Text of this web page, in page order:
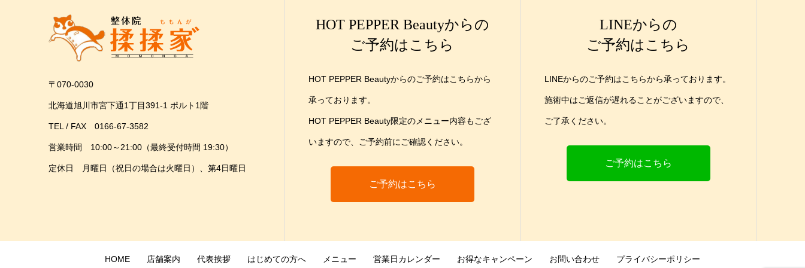
〒070-0030
北海道旭川市宮下通1丁目391-1 ポルト1階
TEL / FAX 0166-67-3582
営業時間 10:00～21:00（最終受付時間 19:30）
定休日 月曜日（祝日の場合は火曜日）、第4日曜日
HOT PEPPER Beautyからの
ご予約はこちら
HOT PEPPER Beautyからのご予約はこちらから
承っております。
HOT PEPPER Beauty限定のメニュー内容もござ
いますので、ご予約前にご確認ください。
ご予約はこちら
LINEからの
ご予約はこちら
LINEからのご予約はこちらから承っております。
施術中はご返信が遅れることがございますので、
ご了承ください。
ご予約はこちら
HOME 店舗案内 代表挨拶 はじめての方へ メニュー 営業日カレンダー お得なキャンペーン お問い合わせ プライバシーポリシー